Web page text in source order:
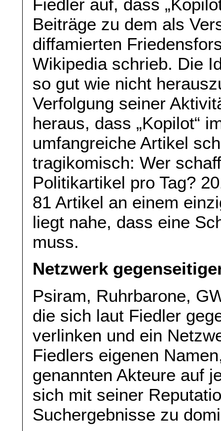
Fiedler auf, dass
Beiträge zu dem als
diffamierten
Wikipedia schrieb. Die
so gut wie nicht
Verfolgung seiner
heraus, dass „Kopilot“
umfangreiche Artikel
tragikomisch: Wer
Politikartikel pro Tag?
81 Artikel an einem
liegt nahe, dass eine
muss.
Netzwerk
Psiram, Ruhrbarone,
die sich laut Fiedler
verlinken und ein
Fiedlers eigenen
genannten Akteure auf
sich mit seiner
Suchergebnisse zu